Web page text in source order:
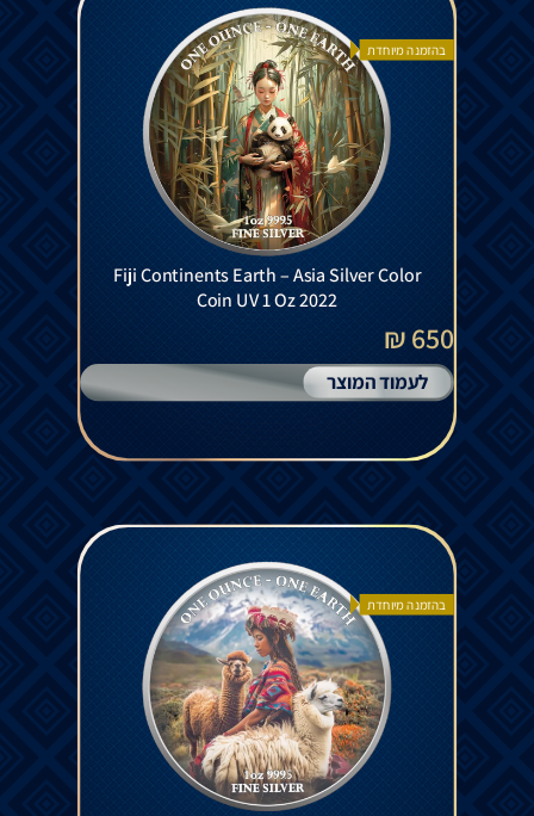
בהזמנה מיוחדת
Fiji Continents Earth – Asia Silver Color
Coin UV 1 Oz 2022
650 ₪
לעמוד המוצר
בהזמנה מיוחדת